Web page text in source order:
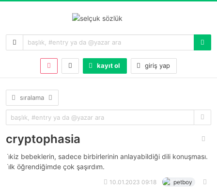
kayıt ol giriş yap
sıralama
cryptophasia
i̇kiz bebeklerin, sadece birbirlerinin anlayabildiği dili konuşması.
i̇lk öğrendiğimde çok şaşırdım.
10.01.2023 09:18 petboy